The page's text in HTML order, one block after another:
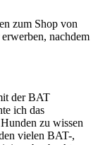
zum Shop von
nachdem
der BAT
ich das
zu wissen
vielen BAT-,